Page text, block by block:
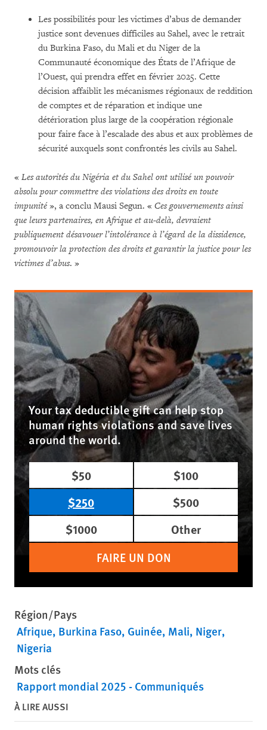
Les possibilités pour les victimes d’abus de demander
justice sont devenues difficiles au Sahel, avec le retrait
du Burkina Faso, du Mali et du Niger de la
Communauté économique des États de l’Afrique de
l’Ouest, qui prendra effet en février 2025. Cette
décision affaiblit les mécanismes régionaux de reddition
de comptes et de réparation et indique une
détérioration plus large de la coopération régionale
pour faire face à l’escalade des abus et aux problèmes de
sécurité auxquels sont confrontés les civils au Sahel.
« Les autorités du Nigéria et du Sahel ont utilisé un pouvoir
absolu pour commettre des violations des droits en toute
impunité», a conclu Mausi Segun. « Ces gouvernements ainsi
que leurs partenaires, en Afrique et au-delà, devraient
publiquement désavouer l’intolérance à l’égard de la dissidence,
promouvoir la protection des droits et garantir la justice pour les
victimes d’abus. »
Your tax deductible gift can help stop
human rights violations and save lives
around the world.
$50
$100
$250
$500
$1000
Other
FAIRE UN DON
Région/Pays
Afrique Burkina Faso Guinée Mali Niger
Nigeria
Mots clés
Rapport mondial 2025 - Communiqués
À LIRE AUSSI